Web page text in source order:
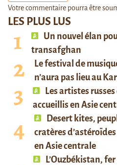
LES PLUS LUS
Un nouvel élan
transafghan
Le festival de
n’aura pas lieu au
Les artistes
accueillis en Asie
Desert kites,
cratères
en Asie centrale
L’Ouzbékistan,
Votre commentaire pourra être